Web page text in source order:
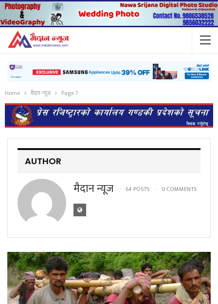
Home मैदान न्यूज Page 7
AUTHOR
मैदान न्यूज 64 POSTS 0 COMMENTS